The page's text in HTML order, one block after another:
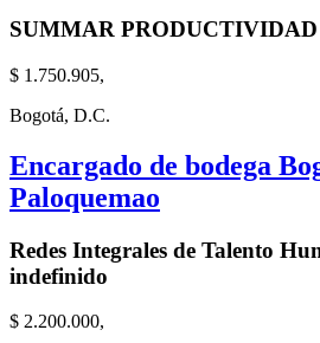
SUMMAR
$ 1.750.905,
Bogotá, D.C.
Encargado de bodega
Paloquemao
Redes Integrales de Talento
indefinido
$ 2.200.000,